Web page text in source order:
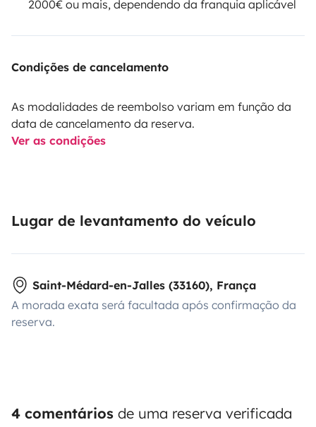
2000€ ou mais, dependendo da franquia aplicável
Condições de cancelamento
As modalidades de reembolso variam em função da
data de cancelamento da reserva.
Ver as condições
Lugar de levantamento do veículo
Saint-Médard-en-Jalles (33160), França
A morada exata será facultada após confirmação da
reserva.
4 comentários de uma reserva verificada